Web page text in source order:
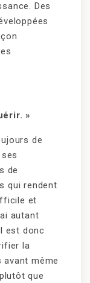
Des
»
de
de
qui rendent
et
autant
est donc
la
même
que